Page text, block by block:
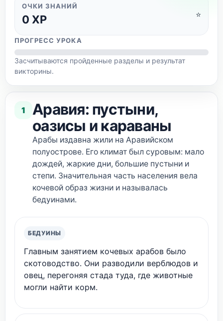
ОЧКИ ЗНАНИЙ
0 XP ⭐
ПРОГРЕСС УРОКА
Засчитываются пройденные разделы и результат
викторины.
1
Аравия: пустыни,
оазисы и караваны
Арабы издавна жили на Аравийском
полуострове. Его климат был суровым: мало
дождей, жаркие дни, большие пустыни и
степи. Значительная часть населения вела
кочевой образ жизни и называлась
бедуинами.
БЕДУИНЫ
Главным занятием кочевых арабов было
скотоводство. Они разводили верблюдов и
овец, перегоняя стада туда, где животные
могли найти корм.